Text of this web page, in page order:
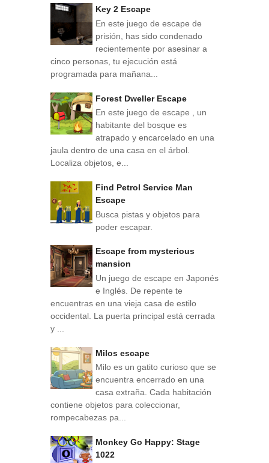
Key 2 Escape
En este juego de escape de
prisión, has sido condenado
recientemente por asesinar a
cinco personas, tu ejecución está
programada para mañana...
Forest Dweller Escape
En este juego de escape , un
habitante del bosque es
atrapado y encarcelado en una
jaula dentro de una casa en el árbol.
Localiza objetos, e...
Find Petrol Service Man
Escape
Busca pistas y objetos para
poder escapar.
Escape from mysterious
mansion
Un juego de escape en Japonés
e Inglés. De repente te
encuentras en una vieja casa de estilo
occidental. La puerta principal está cerrada
y ...
Milos escape
Milo es un gatito curioso que se
encuentra encerrado en una
casa extraña. Cada habitación
contiene objetos para coleccionar,
rompecabezas pa...
Monkey Go Happy: Stage
1022